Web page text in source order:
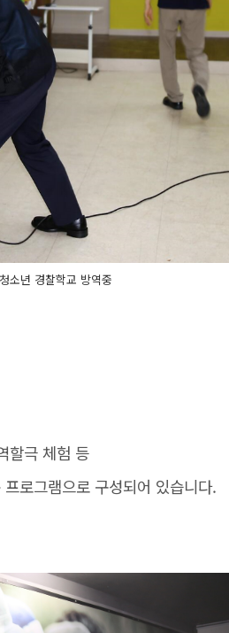
소년 경찰학교 방역중
할극 체험 등
로그램으로 구성되어 있습니다.